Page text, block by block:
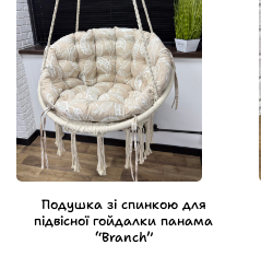
Подушка зі спинкою для
підвісної гойдалки панама
“Branch”